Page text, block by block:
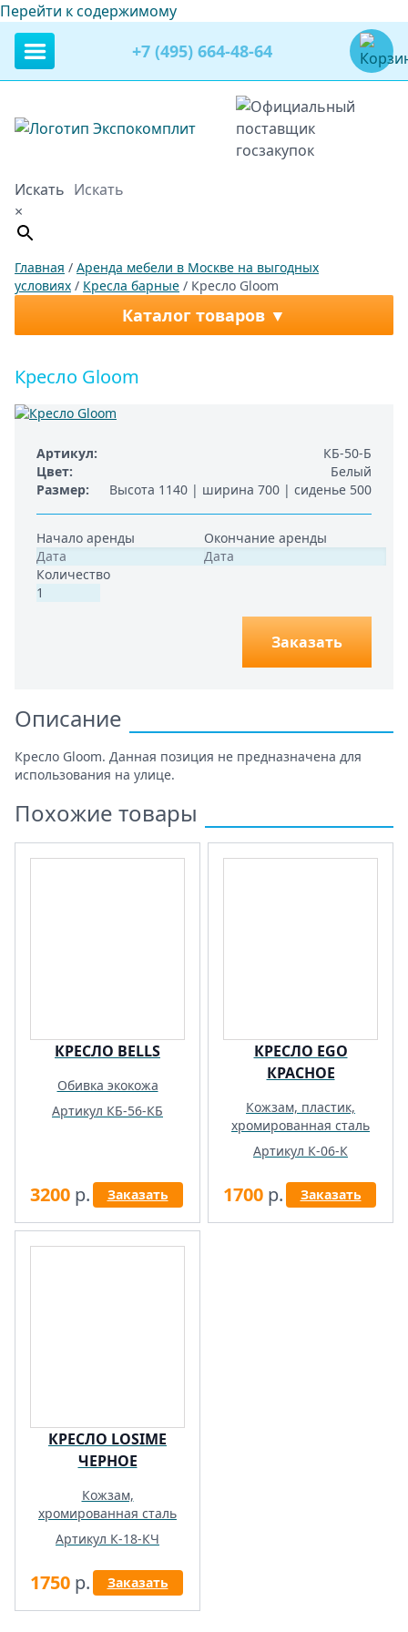
Перейти к содержимому
+7 (495) 664-48-64
Искать
×
Главная / Аренда мебели в Москве на выгодных
условиях / Кресла барные / Кресло Gloom
Каталог товаров
Кресло Gloom
Артикул
КБ-50-Б
Цвет
Белый
Размер
Высота 1140 | ширина 700 | сиденье 500
Начало аренды Окончание аренды
Количество
Заказать
Описание
Кресло Gloom. Данная позиция не предназначена для
использования на улице.
Похожие товары
КРЕСЛО BELLS
Обивка экокожа
Артикул КБ-56-КБ
3200 р. Заказать
КРЕСЛО EGO
КРАСНОЕ
Кожзам, пластик,
хромированная сталь
Артикул К-06-К
1700 р. Заказать
КРЕСЛО LOSIME
ЧЕРНОЕ
Кожзам,
хромированная сталь
Артикул К-18-КЧ
1750 р. Заказать